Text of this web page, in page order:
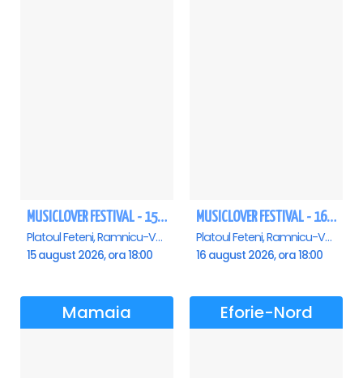
MUSICLOVER FESTIVAL - 15 AUGUST - CONNECT-R, DELIA, RON HEWITT, NICKI M, AURIKA
Platoul Feteni, Ramnicu-Valcea
15 august 2026, ora 18:00
MUSICLOVER FESTIVAL - 16 AUGUST - LEO DE LA ROSIORI SI MARCEL STEFANET & ETHNO REPUBLIC, TUDOR DEEJAY, VARER
Platoul Feteni, Ramnicu-Valcea
16 august 2026, ora 18:00
Mamaia Eforie-Nord